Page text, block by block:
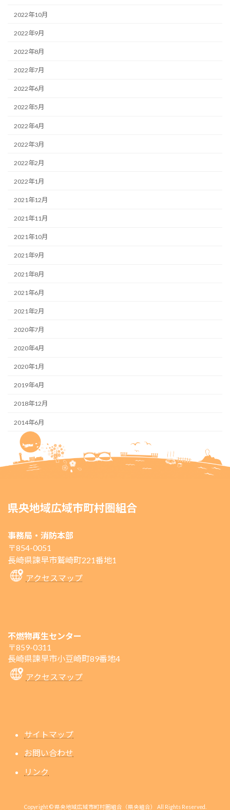
2022年10月
2022年9月
2022年8月
2022年7月
2022年6月
2022年5月
2022年4月
2022年3月
2022年2月
2022年1月
2021年12月
2021年11月
2021年10月
2021年9月
2021年8月
2021年6月
2021年2月
2020年7月
2020年4月
2020年1月
2019年4月
2018年12月
2014年6月
県央地域広域市町村圏組合
事務局・消防本部
〒854-0051
長崎県諫早市鷲崎町221番地1
アクセスマップ
不燃物再生センター
〒859-0311
長崎県諫早市小豆崎町89番地4
アクセスマップ
サイトマップ
お問い合わせ
リンク
Copyright © 県央地域広域市町村圏組合（県央組合） All Rights Reserved.